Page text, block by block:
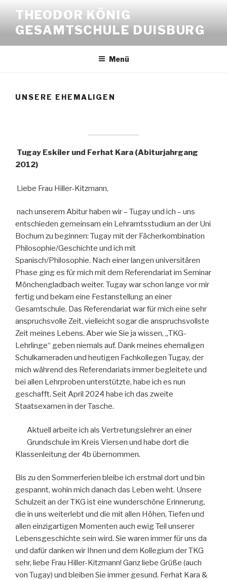
springen
THEODOR KÖNIG
GESAMTSCHULE DUISBURG
Menü
UNSERE EHEMALIGEN
Tugay Eskiler und Ferhat Kara (Abiturjahrgang
2012)
Liebe Frau Hiller-Kitzmann,
nach unserem Abitur haben wir – Tugay und ich – uns
entschieden gemeinsam ein Lehramtsstudium an der Uni
Bochum zu beginnen: Tugay mit der Fächerkombination
Philosophie/Geschichte und ich mit
Spanisch/Philosophie. Nach einer langen universitären
Phase ging es für mich mit dem Referendariat im Seminar
Mönchengladbach weiter. Tugay war schon lange vor mir
fertig und bekam eine Festanstellung an einer
Gesamtschule. Das Referendariat war für mich eine sehr
anspruchsvolle Zeit, vielleicht sogar die anspruchsvollste
Zeit meines Lebens. Aber wie Sie ja wissen, „TKG-
Lehrlinge“ geben niemals auf. Dank meines ehemaligen
Schulkameraden und heutigen Fachkollegen Tugay, der
mich während des Referendariats immer begleitete und
bei allen Lehrproben unterstützte, habe ich es nun
geschafft. Seit April 2024 habe ich das zweite
Staatsexamen in der Tasche.
Aktuell arbeite ich als Vertretungslehrer an einer
Grundschule im Kreis Viersen und habe dort die
Klassenleitung der 4b übernommen.
Bis zu den Sommerferien bleibe ich erstmal dort und bin
gespannt, wohin mich danach das Leben weht. Unsere
Schulzeit an der TKG ist eine wunderschöne Erinnerung,
die in uns weiterlebt und die mit allen Höhen, Tiefen und
allen einzigartigen Momenten auch ewig Teil unserer
Lebensgeschichte sein wird. Sie waren immer für uns da
und dafür danken wir Ihnen und dem Kollegium der TKG
sehr, liebe Frau Hiller-Kitzmann! Ganz liebe Grüße (auch
von Tugay) und bleiben Sie immer gesund. Ferhat Kara &